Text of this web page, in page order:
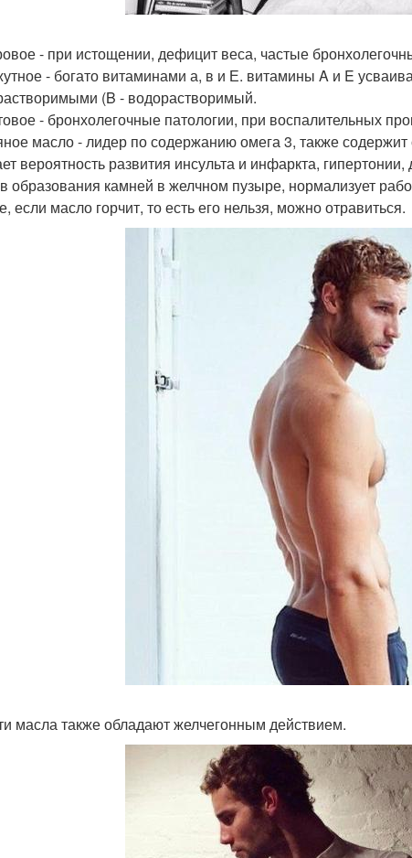
- при истощении, дефицит веса, частые
- богато витаминами а, в и Е. витамины A и E
(B - водорастворимый.
- бронхолегочные патологии, при воспалительных
масло - лидер по содержанию омега 3, также
вероятность развития инсульта и инфаркта,
образования камней в желчном пузыре, нормализует
если масло горчит, то есть его нельзя, можно отравиться.
масла также обладают желчегонным действием.